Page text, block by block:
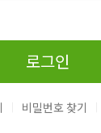
로그인
비밀번호 찾기